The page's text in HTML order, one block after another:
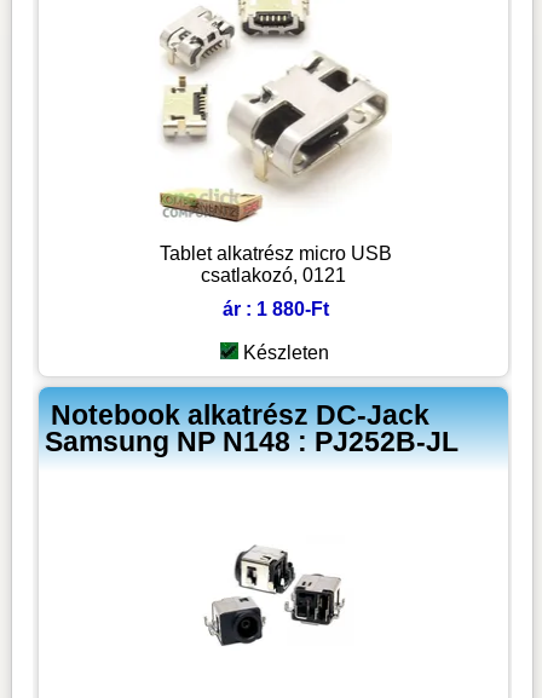
Tablet alkatrész micro USB
csatlakozó, 0121
ár : 1 880-Ft
Készleten
Notebook alkatrész DC-Jack
Samsung NP N148 : PJ252B-JL